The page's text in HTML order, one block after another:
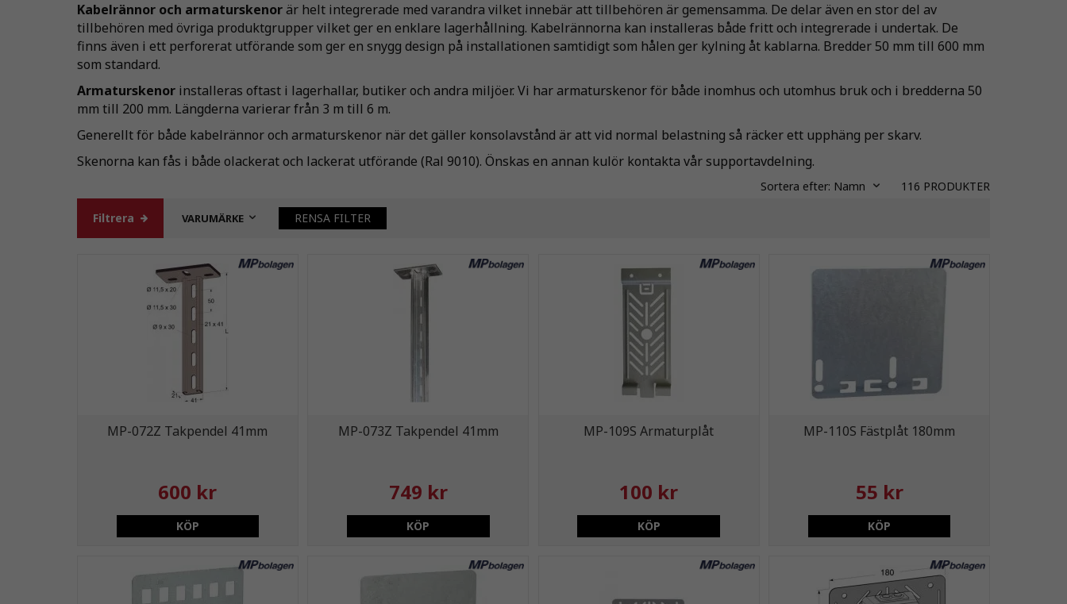
Kabelrännor och armaturskenorär helt integrerade med varandra vilket innebär att tillbehören är gemensamma. De delar även en stor del av
tillbehören med övriga produktgrupper vilket ger en enklare lagerhållning. Kabelrännorna kan installeras både fritt och integrerade i undertak. De
finns även i ett perforerat utförande som ger en snygg design på installationen samtidigt som hålen ger kylning åt kablarna. Bredder 50 mm till 600 mm
som standard.
Armaturskenor installeras oftast i lagerhallar, butiker och andra miljöer. Vi har armaturskenor för både inomhus och utomhus bruk och i bredderna 50
mm till 200 mm. Längderna varierar från 3 m till 6 m.
Generellt för både kabelrännor och armaturskenor när det gäller konsolavstånd är att vid normal belastning så räcker ett upphäng per skarv.
Skenorna kan fås i både olackerat och lackerat utförande (Ral 9010). Önskas en annan kulör kontakta vår supportavdelning.
Sortera efter: Namn 116 PRODUKTER
Filtrera VARUMÄRKE RENSA FILTER
MP-072Z Takpendel 41mm
600 kr
KÖP
MP-073Z Takpendel 41mm
749 kr
KÖP
MP-109S Armaturplåt
100 kr
KÖP
MP-110S Fästplåt 180mm
55 kr
KÖP